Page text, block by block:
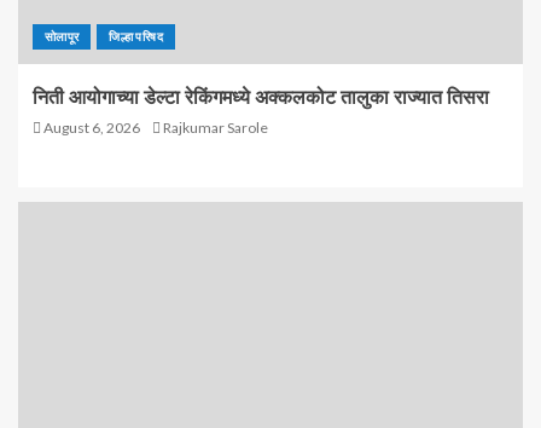
सोलापूर जिल्हा परिषद
निती आयोगाच्या डेल्टा रेकिंगमध्ये अक्कलकोट तालुका राज्यात तिसरा
August 6, 2026 Rajkumar Sarole